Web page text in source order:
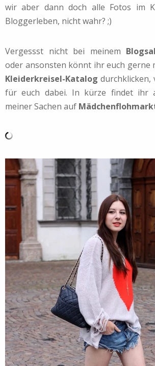
wir aber dann doch alle Fotos im
Bloggerleben, nicht wahr? ;)
Vergessst nicht bei meinem
oder ansonsten könnt ihr euch gerne
Kleiderkreisel-Katalog durchklicken,
für euch dabei. In kürze findet ihr
meiner Sachen auf